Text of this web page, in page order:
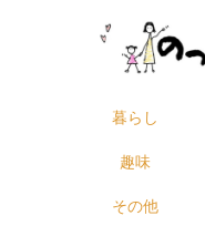
暮らし
趣味
その他